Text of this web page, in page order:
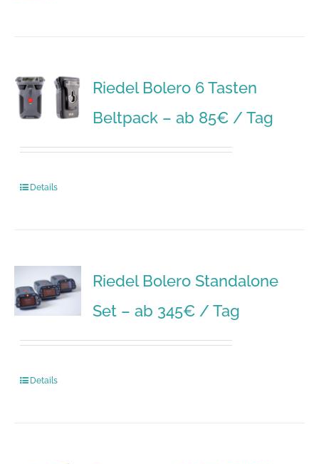
Riedel Bolero 6 Tasten
Beltpack – ab 85€ / Tag
Details
Riedel Bolero Standalone
Set – ab 345€ / Tag
Details